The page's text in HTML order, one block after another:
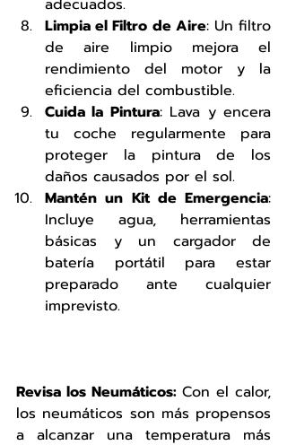
Limpia el Filtro de Aire: Un filtro
de aire limpio mejora el
rendimiento del motor y la
eficiencia del combustible.
Cuida la Pintura: Lava y encera
tu coche regularmente para
proteger la pintura de los
daños causados por el sol.
Mantén un Kit de Emergencia:
Incluye agua, herramientas
básicas y un cargador de
batería portátil para estar
preparado ante cualquier
imprevisto.
Revisa los Neumáticos: Con el calor,
los neumáticos son más propensos
a alcanzar una temperatura más